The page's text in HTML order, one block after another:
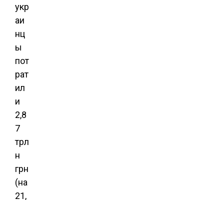
укр
аи
нц
ы
пот
рат
ил
и
2,8
7
трл
н
грн
(на
21,